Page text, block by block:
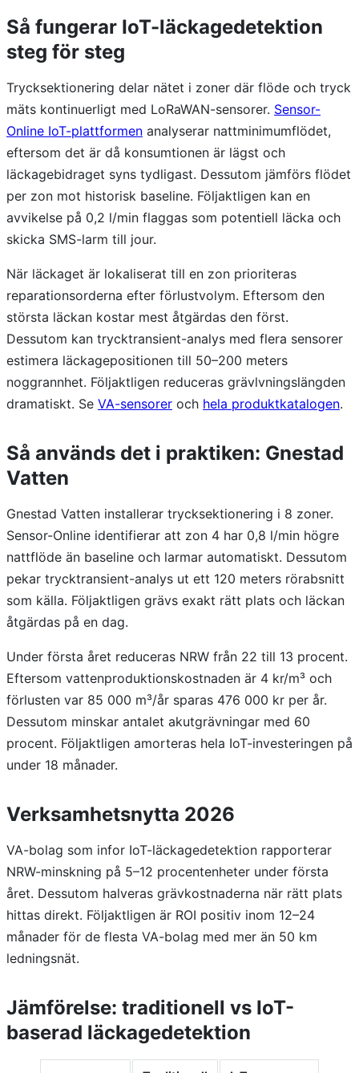
Så fungerar IoT-läckagedetektion
steg för steg
Trycksektionering delar nätet i zoner där flöde och tryck
mäts kontinuerligt med LoRaWAN-sensorer. Sensor-
Online IoT-plattformen analyserar nattminimumflödet,
eftersom det är då konsumtionen är lägst och
läckagebidraget syns tydligast. Dessutom jämförs flödet
per zon mot historisk baseline. Följaktligen kan en
avvikelse på 0,2 l/min flaggas som potentiell läcka och
skicka SMS-larm till jour.
När läckaget är lokaliserat till en zon prioriteras
reparationsorderna efter förlustvolym. Eftersom den
största läckan kostar mest åtgärdas den först.
Dessutom kan trycktransient-analys med flera sensorer
estimera läckagepositionen till 50–200 meters
noggrannhet. Följaktligen reduceras grävlvningslängden
dramatiskt. Se VA-sensorer och hela produktkatalogen.
Så används det i praktiken: Gnestad
Vatten
Gnestad Vatten installerar trycksektionering i 8 zoner.
Sensor-Online identifierar att zon 4 har 0,8 l/min högre
nattflöde än baseline och larmar automatiskt. Dessutom
pekar trycktransient-analys ut ett 120 meters rörabsnitt
som källa. Följaktligen grävs exakt rätt plats och läckan
åtgärdas på en dag.
Under första året reduceras NRW från 22 till 13 procent.
Eftersom vattenproduktionskostnaden är 4 kr/m³ och
förlusten var 85 000 m³/år sparas 476 000 kr per år.
Dessutom minskar antalet akutgrävningar med 60
procent. Följaktligen amorteras hela IoT-investeringen på
under 18 månader.
Verksamhetsnytta 2026
VA-bolag som infor IoT-läckagedetektion rapporterar
NRW-minskning på 5–12 procentenheter under första
året. Dessutom halveras grävkostnaderna när rätt plats
hittas direkt. Följaktligen är ROI positiv inom 12–24
månader för de flesta VA-bolag med mer än 50 km
ledningsnät.
Jämförelse: traditionell vs IoT-
baserad läckagedetektion